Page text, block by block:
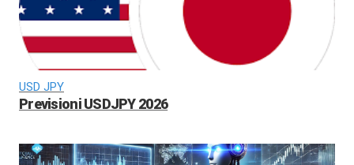
USD JPY
Previsioni USDJPY 2026